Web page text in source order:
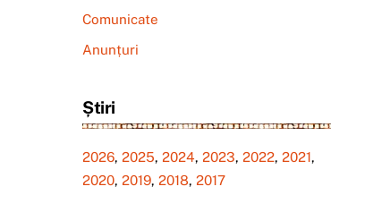
Comunicate
Anunțuri
Știri
2026, 2025, 2024, 2023, 2022, 2021,
2020, 2019, 2018, 2017